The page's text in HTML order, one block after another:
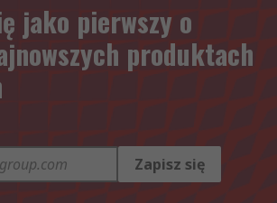
jako pierwszy o
produktach
Zapisz się